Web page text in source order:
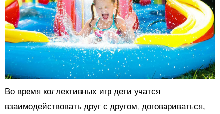
Во время коллективных игр дети учатся
взаимодействовать друг с другом, договариваться,